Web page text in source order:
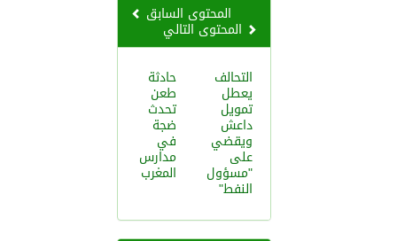
المحتوى السابق
المحتوى التالي
حادثة
طعن
تحدث
ضجة
في
مدارس
المغرب
التحالف
يعطل
تمويل
داعش
ويقضي
على
"مسؤول
النفط"